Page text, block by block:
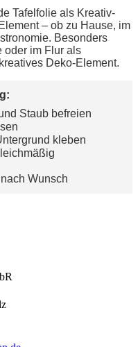
Tafelfolie als Kreativ-
– ob zu Hause, im
Besonders
oder im Flur als
Deko-Element.
Staub befreien
kleben
Wunsch